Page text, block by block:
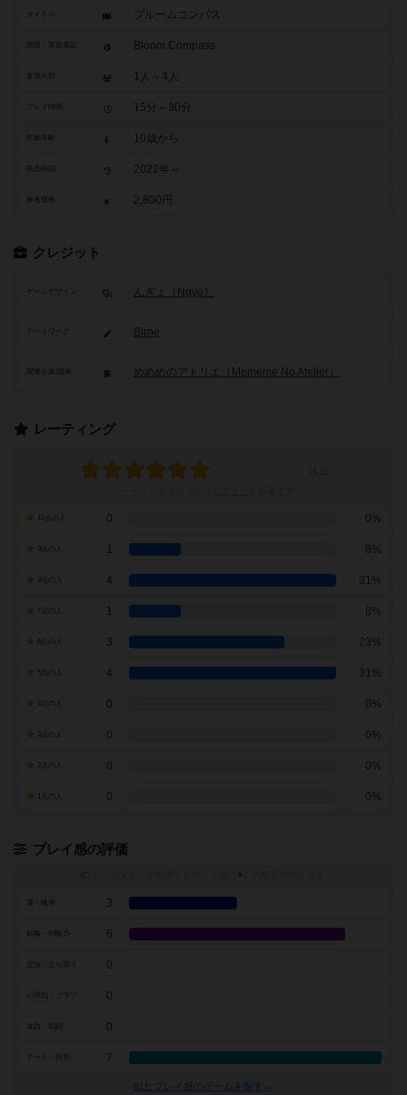
タイトル ブルームコンパス
Bloom Compass
参加人数 1人～4人
15分～30分
10歳から
2022年～
参考価格 2,800円
クレジット
ゲームデザイン んぎょ（Ngyo）
アートワーク Birne
めめめのアトリエ（Mememe No Atelier）
レーティング
0 0%
1 8%
4 31%
7点の人 1 8%
3 23%
4 31%
0 0%
0 0%
0 0%
0 0%
プレイ感の評価
※
3
戦略・判断力 6
0
0
0
アート・外見 7
似たプレイ感のゲームを探す→